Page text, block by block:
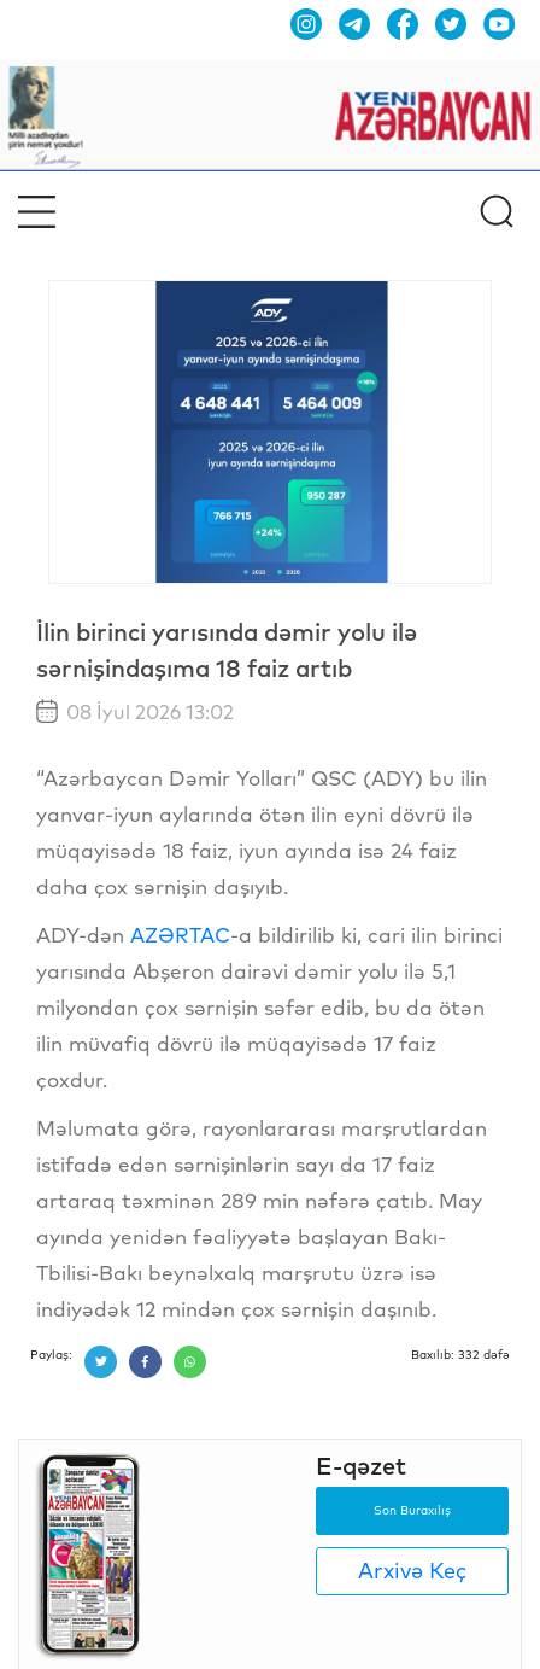
İlin birinci yarısında dəmir yolu ilə
sərnişindaşıma 18 faiz artıb
08 İyul 2026 13:02
“Azərbaycan Dəmir Yolları” QSC (ADY) bu ilin
yanvar-iyun aylarında ötən ilin eyni dövrü ilə
müqayisədə 18 faiz, iyun ayında isə 24 faiz
daha çox sərnişin daşıyıb.
ADY-dən AZƏRTAC-a bildirilib ki, cari ilin birinci
yarısında Abşeron dairəvi dəmir yolu ilə 5,1
milyondan çox sərnişin səfər edib, bu da ötən
ilin müvafiq dövrü ilə müqayisədə 17 faiz
çoxdur.
Məlumata görə, rayonlararası marşrutlardan
istifadə edən sərnişinlərin sayı da 17 faiz
artaraq təxminən 289 min nəfərə çatıb. May
ayında yenidən fəaliyyətə başlayan Bakı-
Tbilisi-Bakı beynəlxalq marşrutu üzrə isə
indiyədək 12 mindən çox sərnişin daşınıb.
Paylaş: Baxılıb: 332 dəfə
E-qəzet
Son Buraxılış
Arxivə Keç